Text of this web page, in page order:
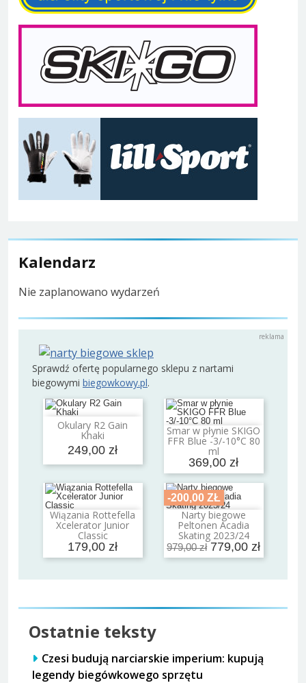
Kalendarz
Nie zaplanowano wydarzeń
Sprawdź ofertę popularnego sklepu z nartami
biegowymi biegowkowy.pl.
Okulary R2 Gain
Khaki
249,00 zł
Dodaj do koszyka Smar w płynie SKIGO
FFR Blue -3/-10°C 80
ml
369,00 zł
Dodaj do koszyka
Wiązania Rottefella
Xcelerator Junior
Classic
179,00 zł
Dodaj do koszyka
-200,00 ZŁ
Narty biegowe
Peltonen Acadia
Skating 2023/24
979,00 zł 779,00 zł
Dodaj do koszyka
Ostatnie teksty
Czesi budują narciarskie imperium: kupują
legendy biegówkowego sprzętu